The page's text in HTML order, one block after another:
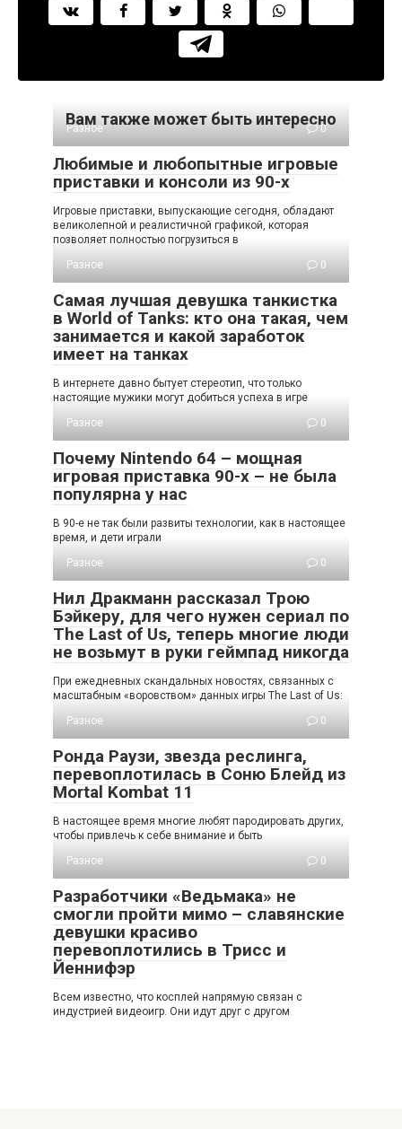
Вам также может быть интересно
Разное 0
Любимые и любопытные игровые
приставки и консоли из 90-х
Игровые приставки, выпускающие сегодня, обладают
великолепной и реалистичной графикой, которая
позволяет полностью погрузиться в
Разное
0
Самая лучшая девушка танкистка
в World of Tanks: кто она такая, чем
занимается и какой заработок
имеет на танках
В интернете давно бытует стереотип, что только
настоящие мужики могут добиться успеха в игре
Разное
0
Почему Nintendo 64 – мощная
игровая приставка 90-х – не была
популярна у нас
В 90-е не так были развиты технологии, как в настоящее
время, и дети играли
Разное
0
Нил Дракманн рассказал Трою
Бэйкеру, для чего нужен сериал по
The Last of Us, теперь многие люди
не возьмут в руки геймпад никогда
При ежедневных скандальных новостях, связанных с
масштабным «воровством» данных игры The Last of Us:
Разное
0
Ронда Раузи, звезда реслинга,
перевоплотилась в Соню Блейд из
Mortal Kombat 11
В настоящее время многие любят пародировать других,
чтобы привлечь к себе внимание и быть
Разное
0
Разработчики «Ведьмака» не
смогли пройти мимо – славянские
девушки красиво
перевоплотились в Трисс и
Йеннифэр
Всем известно, что косплей напрямую связан с
индустрией видеоигр. Они идут друг с другом